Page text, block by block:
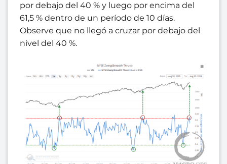
por debajo del 40 % y luego por encima del
61,5 % dentro de un período de 10 días.
Observe que no llegó a cruzar por debajo del
nivel del 40 %.